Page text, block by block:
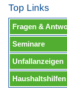
Top Links
Fragen &
Seminare
Unfallanzeigen
Haushaltshilfen